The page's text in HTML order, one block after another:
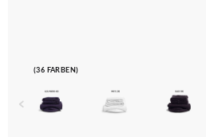
(36 FARBEN)